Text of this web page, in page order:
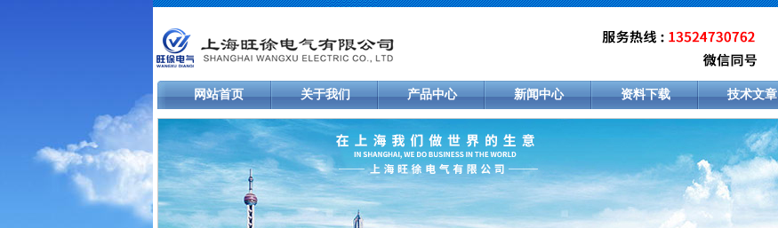
网站首页 关于我们 产品中心 新闻中心 资料下载 技术文章